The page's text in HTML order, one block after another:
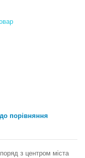
порівняння
з центром міста